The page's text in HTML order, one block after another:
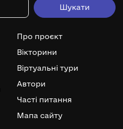
Про проєкт
Вікторини
Віртуальні тури
Автори
Часті питання
Мапа сайту